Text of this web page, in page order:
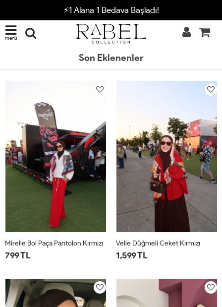
⚡1 Alana 1 Bedava Başladı!
menü
Son Eklenenler
Mirelle Bol Paça Pantolon Kırmızı
799 TL
Velle Düğmeli Ceket Kırmızı
1,599 TL